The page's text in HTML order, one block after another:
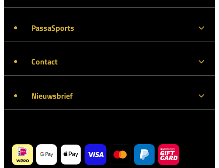
PassaSports
Contact
Nieuwsbrief